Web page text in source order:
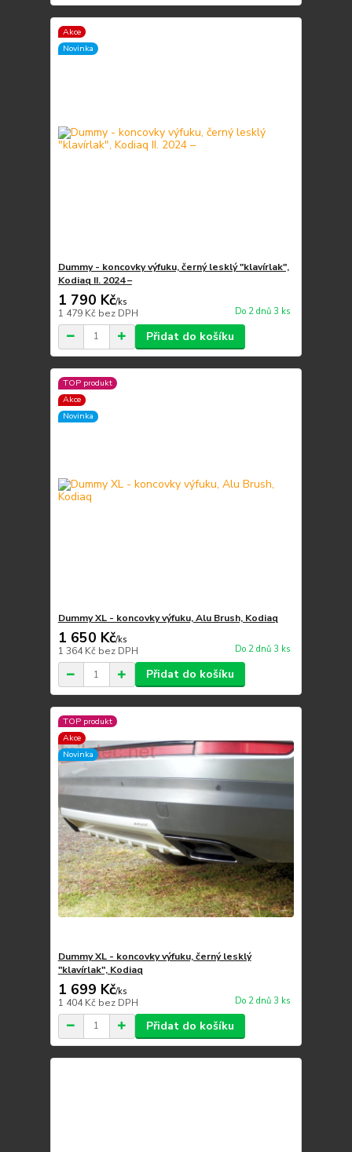
Akce
Novinka
Dummy - koncovky výfuku, černý lesklý "klavírlak",
Kodiaq II. 2024 –
1 790 Kč/ks
1 479 Kč bez DPH Do 2 dnů 3 ks
Přidat do košíku
TOP produkt
Akce
Novinka
Dummy XL - koncovky výfuku, Alu Brush, Kodiaq
1 650 Kč/ks
1 364 Kč bez DPH Do 2 dnů 3 ks
Přidat do košíku
TOP produkt
Akce
Novinka
Dummy XL - koncovky výfuku, černý lesklý
"klavírlak", Kodiaq
1 699 Kč/ks
1 404 Kč bez DPH Do 2 dnů 3 ks
Přidat do košíku